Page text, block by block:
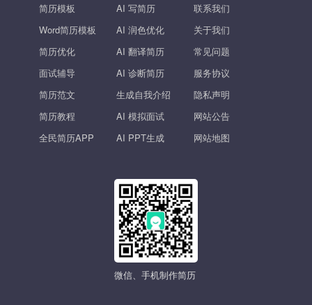
简历模板
Word简历模板
简历优化
面试辅导
简历范文
简历教程
全民简历APP
AI 写简历
AI 润色优化
AI 翻译简历
AI 诊断简历
生成自我介绍
AI 模拟面试
AI PPT生成
联系我们
关于我们
常见问题
服务协议
隐私声明
网站公告
网站地图
微信、手机制作简历